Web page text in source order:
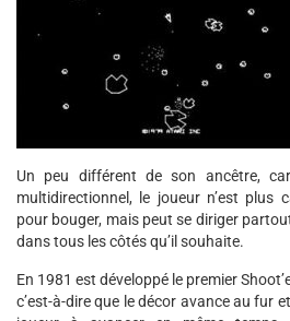
Un peu différent de son ancêtre,
multidirectionnel, le joueur n’est plus
pour bouger, mais peut se diriger
dans tous les côtés qu’il souhaite.
En 1981 est développé le premier
c’est-à-dire que le décor avance au fur